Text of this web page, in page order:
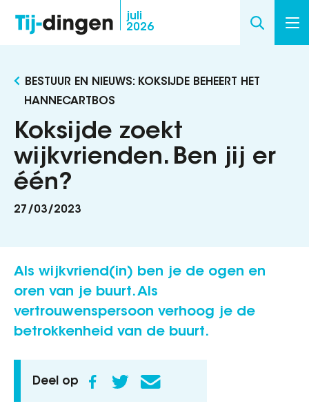
inhoud
gaan
juli
2026
BESTUUR EN NIEUWS: KOKSIJDE BEHEERT HET
HANNECARTBOS
Koksijde zoekt
wijkvrienden. Ben jij er
één?
27/03/2023
Als wijkvriend(in) ben je de ogen en
oren van je buurt. Als
vertrouwenspersoon verhoog je de
betrokkenheid van de buurt.
Deel op